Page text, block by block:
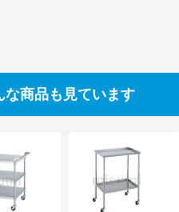
な商品も見ています